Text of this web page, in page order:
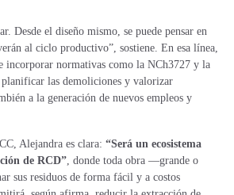
Desde el diseño mismo, se puede pensar en
al ciclo productivo”, sostiene. En esa línea,
incorporar normativas como la NCh3727 y la
las demoliciones y valorizar
a la generación de nuevos empleos y
Alejandra es clara: “Será un ecosistema
de RCD” , donde toda obra —grande o
sus residuos de forma fácil y a costos